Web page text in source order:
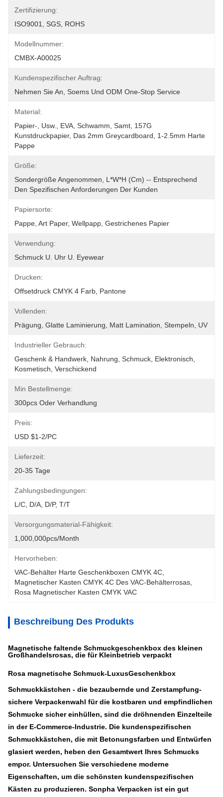
Zertifizierung:
ISO9001, SGS, ROHS
Modellnummer:
CMBX-A00025
Kundenspezifischer Auftrag:
Nehmen Sie An, Soems Und ODM One-Stop Service
Material:
Papier-, Usw., EVA, Schwamm, Samt, 157G
Kunstdruckpapier, Das 2mm Greycardboard, 1-2.5mm Harte
Pappe
Größe:
Sondergröße Angenommen, L*W*H (cm) -- Entsprechend
Den Spezifischen Anforderungen Der Kunden
Papiersorte:
Pappe, Art Paper, Wellpapp, Gestrichenes Papier
Verwendung:
Schmuck U. Uhr U. Eyewear
Drucken:
Offsetdruck CMYK 4 Farb, Pantone
Vollenden:
Prägung, Glatte Laminierung, Matt Lamination, Stempeln, UV
Industrieller Gebrauch:
Geschenk & Handwerk, Nahrung, Schmuck, Elektronisch,
Kosmetisch, Verschickend
Min Bestellmenge:
300pcs Oder Verhandlung
Preis:
USD $1-2/PC
Lieferzeit:
20-35 Tage
Zahlungsbedingungen:
L/C, D/A, D/P, T/T
Versorgungsmaterial-Fähigkeit:
1,000,000pcs/month
Hervorheben:
VAC-Behälter Harte Geschenkboxen CMYK 4C
Magnetischer Kasten CMYK 4C Des VAC-Behälterrosas
Rosa Magnetischer Kasten CMYK VAC
Beschreibung Des Produkts
Magnetische faltende Schmuckgeschenkbox des kleinen
Großhandelsrosas, die für Kleinbetrieb verpackt
Rosa magnetische Schmuck-LuxusGeschenkbox
Schmuckkästchen - die bezaubernde und Zerstampfung-
sichere Verpackenwahl für die kostbaren und empfindlichen
Schmucke sicher einhüllen, sind die dröhnenden Einzelteile
in der E-Commerce-Industrie. Die kundenspezifischen
Schmuckkästchen, die mit Betonungsfarben und Entwürfen
glasiert werden, heben den Gesamtwert Ihres Schmucks
empor. Untersuchen Sie verschiedene moderne
Eigenschaften, um die schönsten kundenspezifischen
Kästen zu produzieren. Sonpha Verpacken ist ein gut